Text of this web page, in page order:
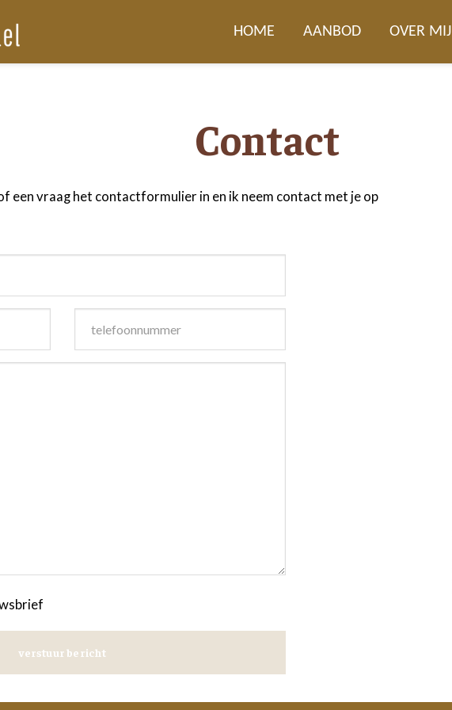
HOME AANBOD OVER MIJ
Contact
een vraag het contactformulier in en ik neem contact met je op